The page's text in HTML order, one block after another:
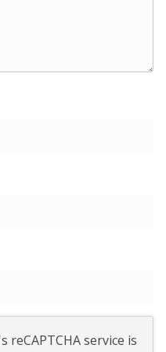
reCAPTCHA service is